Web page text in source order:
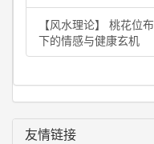
【风水理论】 桃花位
下的情感与健康玄机
友情链接